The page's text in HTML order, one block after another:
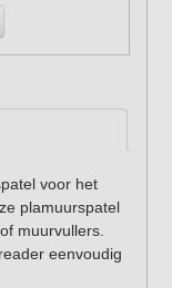
voor het
plamuurspatel
muurvullers.
eenvoudig